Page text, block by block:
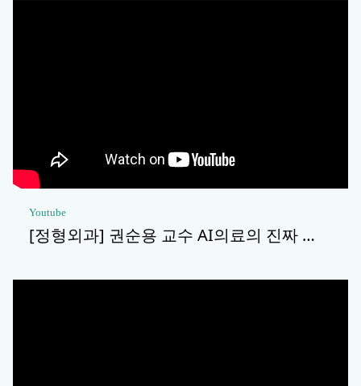
Youtube
[정형외과] 권순용 교수 AI의료의 진짜 …